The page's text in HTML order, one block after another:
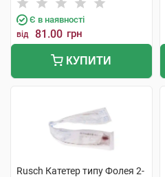
Є в наявності
від 81.00 грн
КУПИТИ
Rusch Катетер типу Фолея 2-